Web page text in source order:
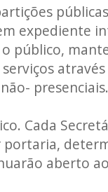
expediente
público,
presenciais.
Cada
portaria,
aberto